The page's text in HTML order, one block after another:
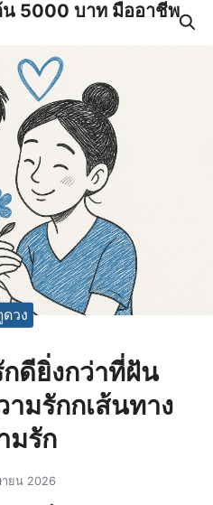
5000 บาท มืออาชีพ
ดวง
ดียิ่งกว่าที่ฝัน
มรักกเส้นทาง
มรัก
ายน 2026